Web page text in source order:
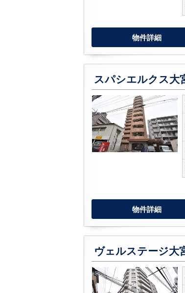
物件詳細
スパシエルクス大
物件詳細
ヴェルステージ大